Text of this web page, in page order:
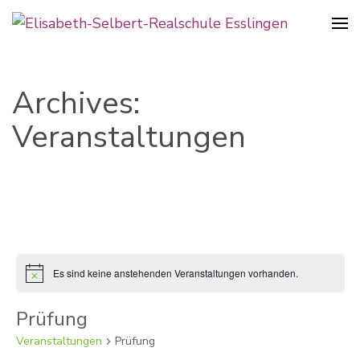
Archives:
Veranstaltungen
HinweisEs sind keine anstehenden Veranstaltungen vorhanden.
Prüfung
Veranstaltungen Prüfung